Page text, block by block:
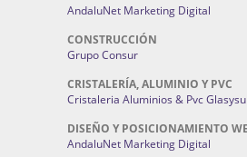
AndaluNet Marketing Digital
CONSTRUCCIÓN
Grupo Consur
CRISTALERÍA, ALUMINIO Y PVC
Cristaleria Aluminios & Pvc
DISEÑO Y POSICIONAMIENTO
AndaluNet Marketing Digital